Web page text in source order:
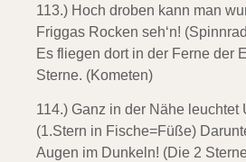
113.) Hoch droben kann man
Friggas Rocken seh‘n!
Es fliegen dort in der Ferne der
Sterne. (Kometen)
114.) Ganz in der Nähe leuchtet
(1.Stern in Fische=Füße)
Augen im Dunkeln! (Die 2